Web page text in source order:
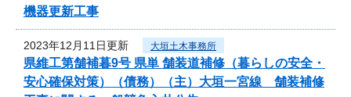
機器更新工事
2023年12月11日更新 大垣土木事務所
県維工第舗補暮9号 県単 舗装道補修（暮らしの安全・
安心確保対策）（債務）（主）大垣一宮線 舗装補修